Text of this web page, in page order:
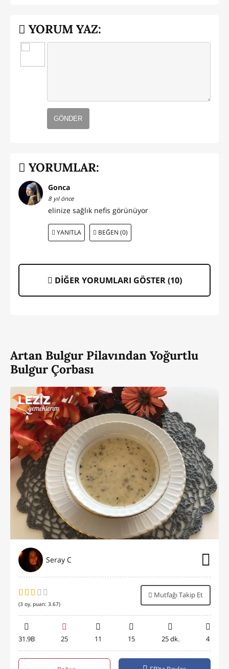
YORUM YAZ:
GÖNDER
YORUMLAR:
Gonca
8 yıl önce
elinize sağlık nefis görünüyor
YANITLA BEĞEN (0)
DİĞER YORUMLARI GÖSTER (10)
Artan Bulgur Pilavından Yoğurtlu
Bulgur Çorbası
Seray C
(3 oy, puan: 3.67)
Mutfağı Takip Et
31.9B 25 11 15 25 dk. 4